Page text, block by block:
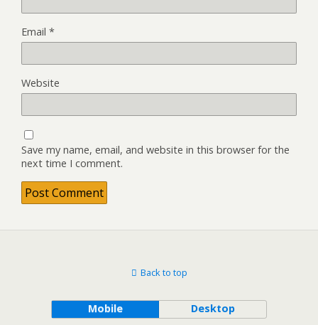
Email *
Website
Save my name, email, and website in this browser for the
next time I comment.
Back to top
Mobile Desktop